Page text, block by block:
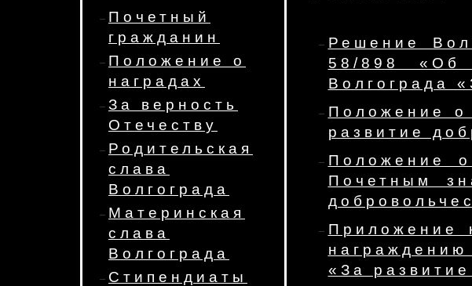
Почетный
гражданин
Положение о
наградах
За верность
Отечеству
Родительская
слава
Волгограда
Материнская
слава
Волгограда
Стипендиаты
Решение
58/898 «Об
Волгограда
Положение о
развитие
Положение
Почетным
Приложение
«За